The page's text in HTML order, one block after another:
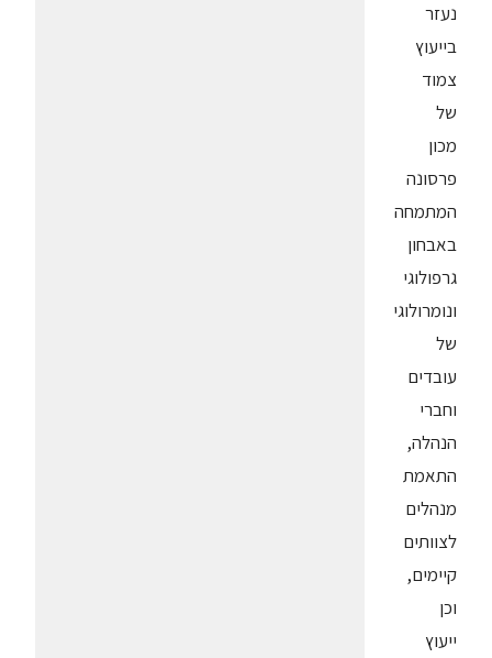
נעזר
בייעוץ
צמוד
של
מכון
פרסונה
המתמחה
באבחון
גרפולוגי
ונומרולוגי
של
עובדים
וחברי
הנהלה,
התאמת
מנהלים
לצוותים
קיימים,
וכן
ייעוץ